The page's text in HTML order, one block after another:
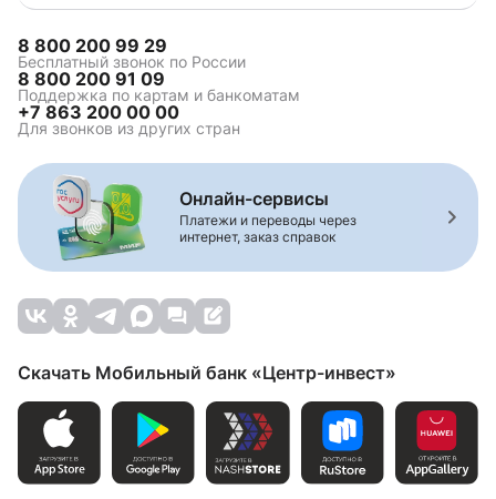
Кредит без залога и
Кредит "Быстрый"
Кредит для студентов
Кредит наличными под
низкий процент
бюджетников и
процентной ставкой
Кредит в день
обращения
Срочный кредит за 5
минут
Онлайн заявка на
кредит
Кредит на 3 года
Кредит на 5 лет
Кредит на длительный
срок
8 800 200 99 29
Бесплатный звонок по России
8 800 200 91 09
Поддержка по картам и банкоматам
+7 863 200 00 00
Для звонков из других стран
Онлайн-сервисы
Платежи и переводы через
интернет, заказ справок
Скачать Мобильный банк «Центр-инвест»